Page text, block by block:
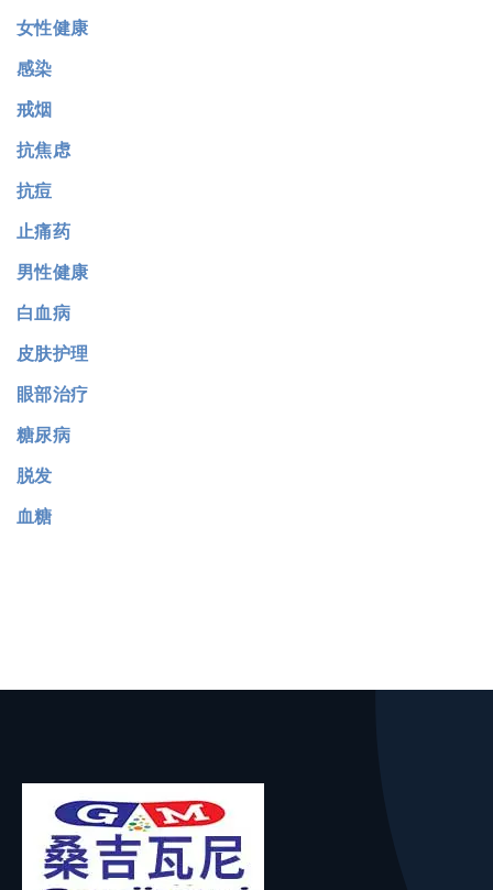
女性健康
感染
戒烟
抗焦虑
抗痘
止痛药
男性健康
白血病
皮肤护理
眼部治疗
糖尿病
脱发
血糖